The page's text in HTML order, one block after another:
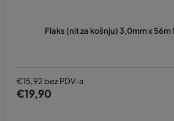
Flaks (nit za košnju) 3,0mm x 56m
€15,92 bez PDV-a
€19,90